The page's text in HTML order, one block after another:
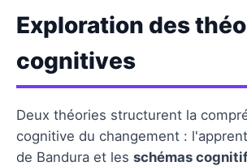
Exploration des
cognitives
Deux théories structurent la
cognitive du changement :
de Bandura et les schémas